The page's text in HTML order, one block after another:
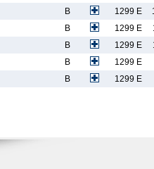
B 1299 E
B 1299 E
B 1299 E
B
1299 E
B 1299 E